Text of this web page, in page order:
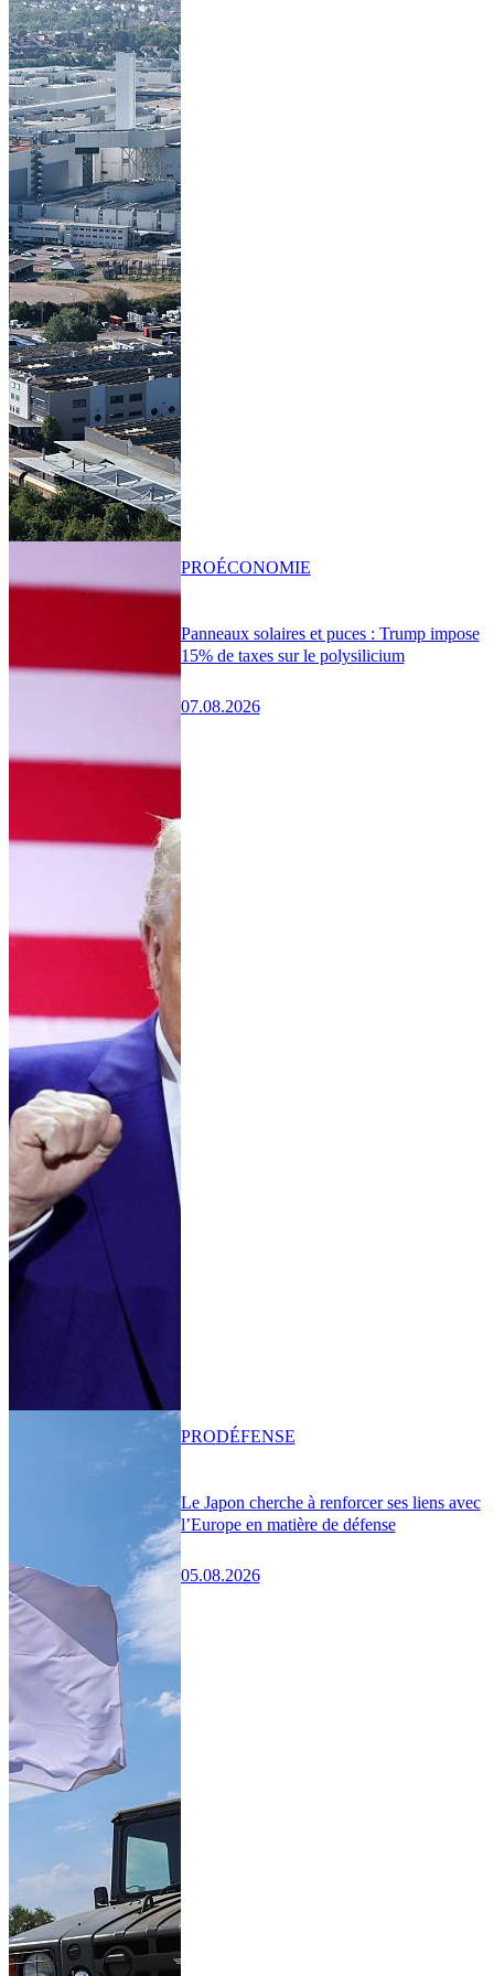
Panneaux solaires et puces : Trump impose
15% de taxes sur le polysilicium
07.08.2026
PROÉCONOMIE
Le Japon cherche à renforcer ses liens avec
l’Europe en matière de défense
05.08.2026
PRODÉFENSE